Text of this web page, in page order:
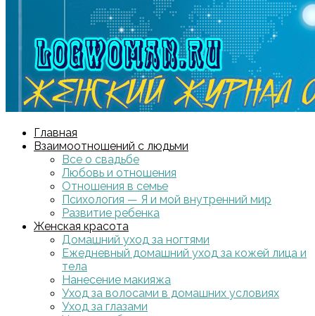
Главная
Взаимоотношений с людьми
Все о свадьбе
Любовь и отношения
Отношения в семье
Психология — Я и мой внутренний мир
Развитие ребенка
Женская красота
Домашний уход за ногтями
Ежедневный домашний уход за кожей лица и
тела
Нанесение макияжа
Уход за волосами в домашних условиях
Уход за глазами